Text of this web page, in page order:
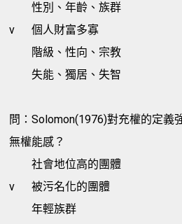
性別、年齡、族群
v
個人財富多寡
階級、性向、宗教
失能、獨居、失智
問：Solomon(1976)對充權的定義
無權能感？
社會地位高的團體
v
被污名化的團體
年輕族群